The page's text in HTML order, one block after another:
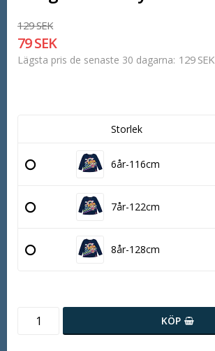
129 SEK
79 SEK
Lägsta pris de senaste 30 dagarna 129 SEK
Storlek
6år-116cm
7år-122cm
8år-128cm
KÖP